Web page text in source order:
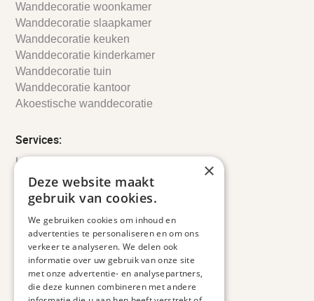
Wanddecoratie woonkamer
Wanddecoratie slaapkamer
Wanddecoratie keuken
Wanddecoratie kinderkamer
Wanddecoratie tuin
Wanddecoratie kantoor
Akoestische wanddecoratie
Services:
Leveringsinformatie
Retourbeleid
Informatie
Veelgestelde vragen
Duurzaam ondernemen
Contact informatie
×
Deze website maakt
gebruik van cookies.
We gebruiken cookies om inhoud en
advertenties te personaliseren en om ons
verkeer te analyseren. We delen ook
informatie over uw gebruik van onze site
met onze advertentie- en analysepartners,
die deze kunnen combineren met andere